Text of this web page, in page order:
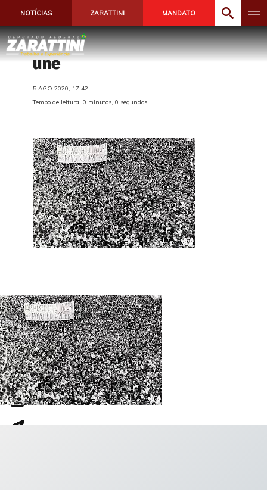
NOTÍCIAS ZARATTINI MANDATO
une
5 AGO 2020, 17:42
Tempo de leitura: 0 minutos, 0 segundos